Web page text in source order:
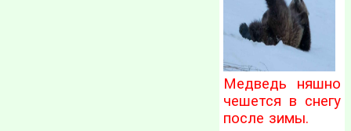
Медведь няшно
чешется в снегу
после зимы.